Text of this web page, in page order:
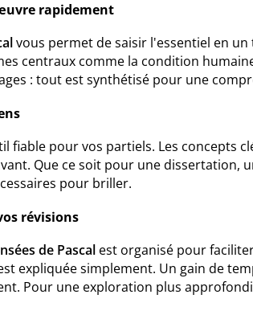
rapidement
vous permet de saisir l'essentiel en
centraux comme la condition
: tout est synthétisé pour une
fiable pour vos partiels. Les concepts
Que ce soit pour une dissertation,
pour briller.
révisions
de Pascal est organisé pour
expliquée simplement. Un gain de
Pour une exploration plus